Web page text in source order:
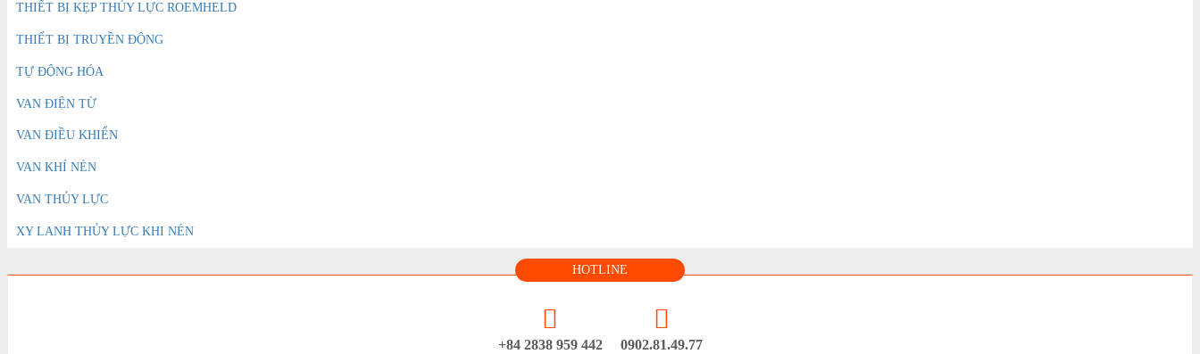
THIẾT BỊ KẸP THỦY LỰC ROEMHELD
THIẾT BỊ TRUYỀN ĐỘNG
TỰ ĐỘNG HÓA
VAN ĐIỆN TỪ
VAN ĐIỀU KHIỂN
VAN KHÍ NÉN
VAN THỦY LỰC
XY LANH THỦY LỰC KHI NÉN
HOTLINE
+84 2838 959 442 0902.81.49.77